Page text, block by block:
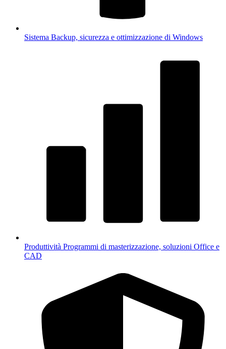
Sistema Backup, sicurezza e ottimizzazione di Windows
Produttività Programmi di masterizzazione, soluzioni Office e
CAD